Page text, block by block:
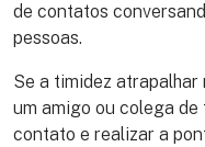
de contatos
pessoas.
Se a timidez atrapalhar
um amigo ou colega
contato e realizar a